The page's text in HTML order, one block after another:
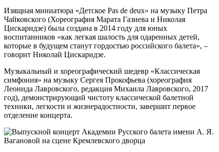
Изящная миниатюра «Детское Pas de deux» на музыку Петра
Чайковского (Хореография Марата Газиева и Николая
Цискаридзе) была создана в 2014 году для юных
воспитанников «как легкая шалость для одаренных детей,
которые в будущем станут гордостью российского балета», –
говорит Николай Цискаридзе.
Музыкальный и хореографический шедевр «Классическая
симфония» на музыку Сергея Прокофьева (хореография
Леонида Лавровского, редакция Михаила Лавровского, 2017
год), демонстрирующий чистоту классической балетной
техники, легкости и жизнерадостности, завершит первое
отделение концерта.